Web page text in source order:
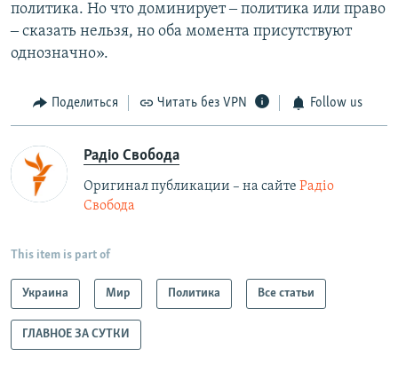
политика. Но что доминирует ‒ политика или право
‒ сказать нельзя, но оба момента присутствуют
однозначно».
Поделиться Читать без VPN Follow us
Радіо Свобода
Оригинал публикации – на сайте Радіо
Свобода
This item is part of
Украина Мир Политика Все статьи
ГЛАВНОЕ ЗА СУТКИ